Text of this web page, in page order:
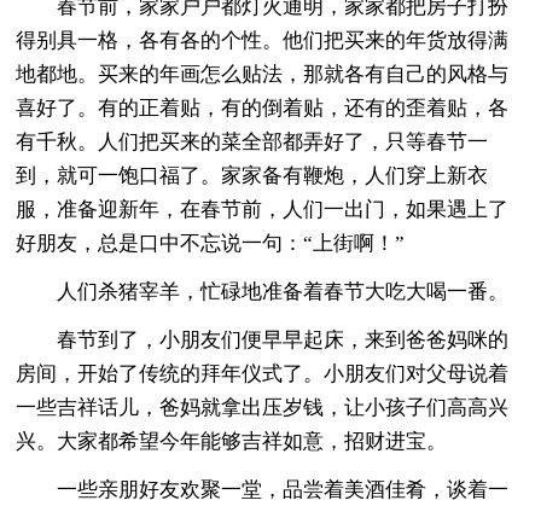
春节前，家家户户都灯火通明，家家都把房子打扮
得别具一格，各有各的个性。他们把买来的年货放得满
地都地。买来的年画怎么贴法，那就各有自己的风格与
喜好了。有的正着贴，有的倒着贴，还有的歪着贴，各
有千秋。人们把买来的菜全部都弄好了，只等春节一
到，就可一饱口福了。家家备有鞭炮，人们穿上新衣
服，准备迎新年，在春节前，人们一出门，如果遇上了
好朋友，总是口中不忘说一句：“上街啊！”
人们杀猪宰羊，忙碌地准备着春节大吃大喝一番。
春节到了，小朋友们便早早起床，来到爸爸妈咪的
房间，开始了传统的拜年仪式了。小朋友们对父母说着
一些吉祥话儿，爸妈就拿出压岁钱，让小孩子们高高兴
兴。大家都希望今年能够吉祥如意，招财进宝。
一些亲朋好友欢聚一堂，品尝着美酒佳肴，谈着一